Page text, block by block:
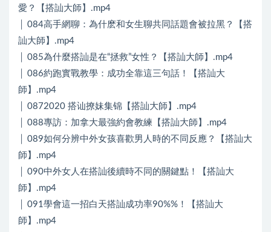
愛？【搭訕大師】.mp4
│ 084高手網聊：為什麽和女生聊共同話題會被拉黑？【搭
訕大師】.mp4
│ 085為什麼搭訕是在“拯救”女性？【搭訕大師】.mp4
│ 086約跑實戰教學：成功全靠這三句話！【搭訕大
師】.mp4
│ 0872020 搭讪撩妹集锦【搭訕大師】.mp4
│ 088專訪：加拿大最強約會教練【搭訕大師】.mp4
│ 089如何分辨中外女孩喜歡男人時的不同反應？【搭訕大
師】.mp4
│ 090中外女人在搭訕後續時不同的關鍵點！【搭訕大
師】.mp4
│ 091學會這一招白天搭訕成功率90%%！【搭訕大
師】.mp4